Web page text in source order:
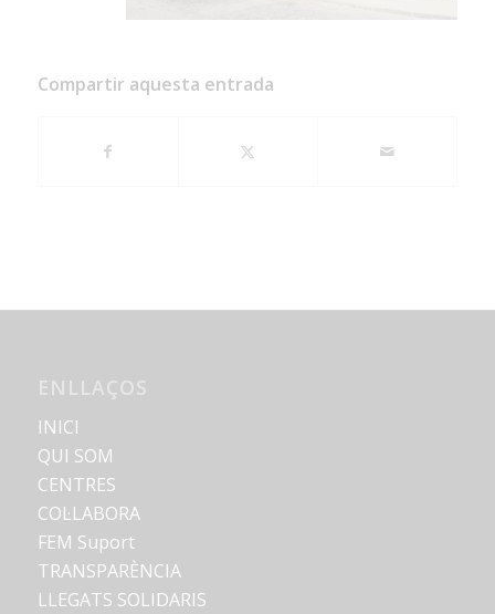
Compartir aquesta entrada
ENLLAÇOS
INICI
QUI SOM
CENTRES
COL·LABORA
FEM Suport
TRANSPARÈNCIA
LLEGATS SOLIDARIS